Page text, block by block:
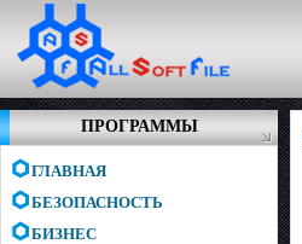
ПРОГРАММЫ
ГЛАВНАЯ
БЕЗОПАСНОСТЬ
БИЗНЕС